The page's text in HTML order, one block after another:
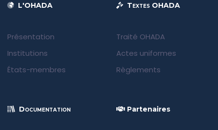
L'OHADA
Présentation
Institutions
États-membres
Textes OHADA
Traité OHADA
Actes uniformes
Règlements
Documentation Partenaires